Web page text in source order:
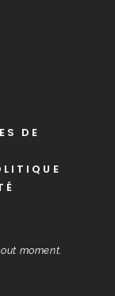
DE
moment.